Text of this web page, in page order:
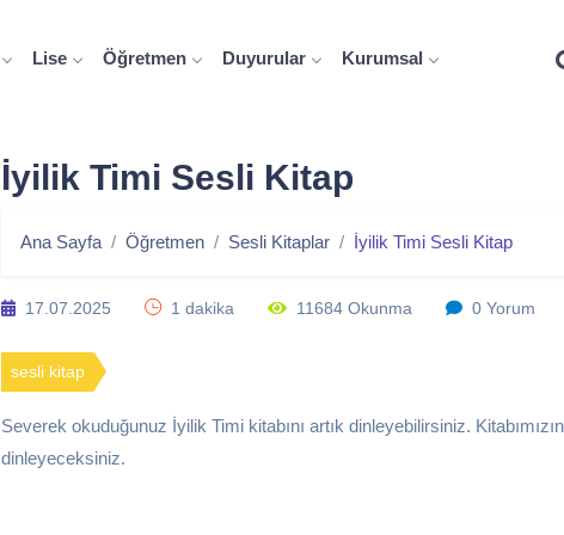
Lise Öğretmen Duyurular Kurumsal
İyilik Timi Sesli Kitap
Ana Sayfa Öğretmen Sesli Kitaplar İyilik Timi Sesli Kitap
17.07.2025 1 dakika 11684 Okunma 0 Yorum
sesli kitap
Severek okuduğunuz İyilik Timi kitabını artık dinleyebilirsiniz.
dinleyeceksiniz.